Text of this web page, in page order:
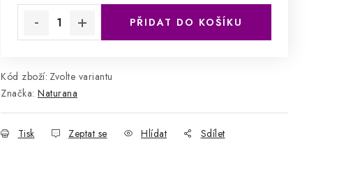
PŘIDAT DO KOŠÍKU
Kód zboží: Zvolte variantu
Značka: Naturana
Tisk Zeptat se Hlídat Sdílet